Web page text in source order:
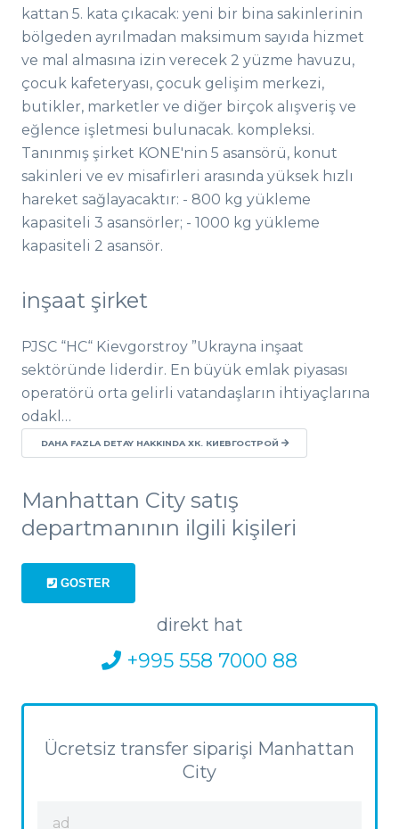
kattan 5. kata çıkacak: yeni bir bina sakinlerinin
bölgeden ayrılmadan maksimum sayıda hizmet
ve mal almasına izin verecek 2 yüzme havuzu,
çocuk kafeteryası, çocuk gelişim merkezi,
butikler, marketler ve diğer birçok alışveriş ve
eğlence işletmesi bulunacak. kompleksi.
Tanınmış şirket KONE'nin 5 asansörü, konut
sakinleri ve ev misafirleri arasında yüksek hızlı
hareket sağlayacaktır: - 800 kg yükleme
kapasiteli 3 asansörler; - 1000 kg yükleme
kapasiteli 2 asansör.
inşaat şirket
PJSC “HC“ Kievgorstroy ”Ukrayna inşaat
sektöründe liderdir. En büyük emlak piyasası
operatörü orta gelirli vatandaşların ihtiyaçlarına
odakl…
DAHA FAZLA DETAY HAKKINDA ХК. КИЕВГОСТРОЙ
Manhattan City satış
departmanının ilgili kişileri
GOSTER
direkt hat
+995 558 7000 88
Ücretsiz transfer siparişi Manhattan
City